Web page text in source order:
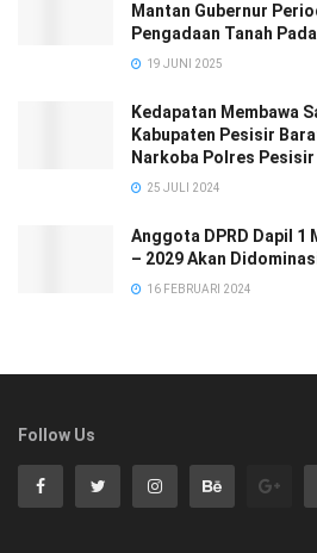
Mantan Gubernur
Pengadaan Tanah
19 JUNI 2025
Kedapatan Membawa
Kabupaten Pesisir
Narkoba Polres
25 JULI 2024
Anggota DPRD Dapil 1
– 2029 Akan
16 FEBRUARI 2024
Follow Us